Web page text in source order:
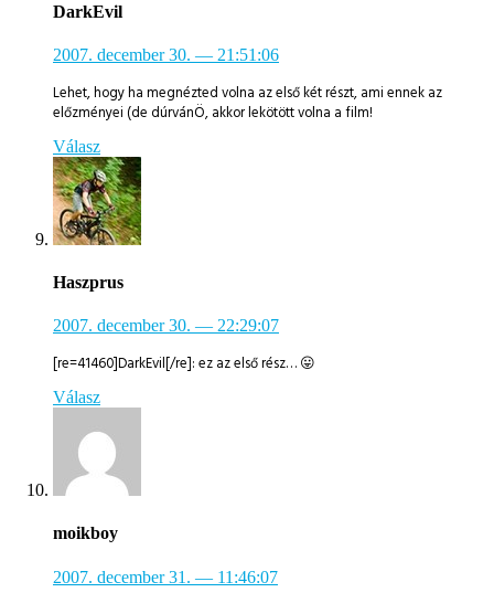
DarkEvil
2007. december 30. — 21:51:06
Lehet, hogy ha megnézted volna az első két részt, ami ennek az
előzményei (de dúrvánÖ, akkor lekötött volna a film!
Válasz
Haszprus
2007. december 30. — 22:29:07
[re=41460]DarkEvil[/re]: ez az első rész… 😛
Válasz
moikboy
2007. december 31. — 11:46:07